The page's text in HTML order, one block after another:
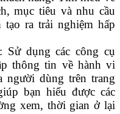
mục tiêu và nhu cầu
tạo ra trải nghiệm hấp
Sử dụng các công cụ
thông tin về hành vi
người dùng trên trang
bạn hiểu được các
xem, thời gian ở lại